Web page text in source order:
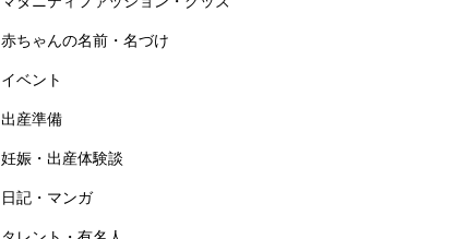
赤ちゃんの名前・名づけ
イベント
出産準備
妊娠・出産体験談
日記・マンガ